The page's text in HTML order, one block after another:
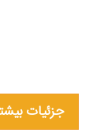
جزئیات